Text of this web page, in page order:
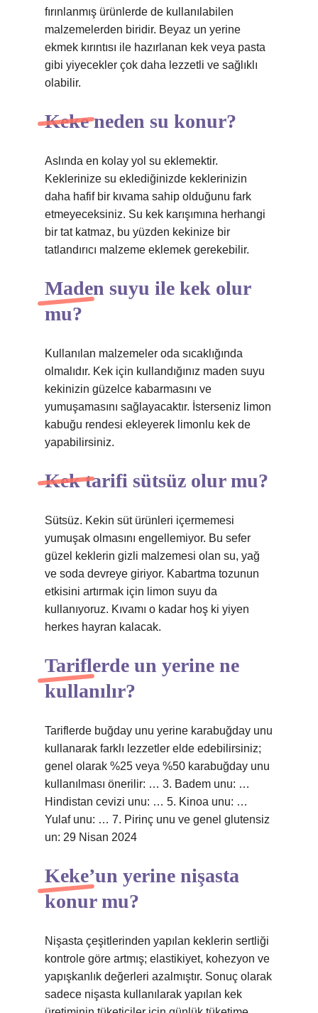
fırınlanmış ürünlerde de kullanılabilen
malzemelerden biridir. Beyaz un yerine
ekmek kırıntısı ile hazırlanan kek veya pasta
gibi yiyecekler çok daha lezzetli ve sağlıklı
olabilir.
Keke neden su konur?
Aslında en kolay yol su eklemektir.
Keklerinize su eklediğinizde keklerinizin
daha hafif bir kıvama sahip olduğunu fark
etmeyeceksiniz. Su kek karışımına herhangi
bir tat katmaz, bu yüzden kekinize bir
tatlandırıcı malzeme eklemek gerekebilir.
Maden suyu ile kek olur
mu?
Kullanılan malzemeler oda sıcaklığında
olmalıdır. Kek için kullandığınız maden suyu
kekinizin güzelce kabarmasını ve
yumuşamasını sağlayacaktır. İsterseniz limon
kabuğu rendesi ekleyerek limonlu kek de
yapabilirsiniz.
Kek tarifi sütsüz olur mu?
Sütsüz. Kekin süt ürünleri içermemesi
yumuşak olmasını engellemiyor. Bu sefer
güzel keklerin gizli malzemesi olan su, yağ
ve soda devreye giriyor. Kabartma tozunun
etkisini artırmak için limon suyu da
kullanıyoruz. Kıvamı o kadar hoş ki yiyen
herkes hayran kalacak.
Tariflerde un yerine ne
kullanılır?
Tariflerde buğday unu yerine karabuğday unu
kullanarak farklı lezzetler elde edebilirsiniz;
genel olarak %25 veya %50 karabuğday unu
kullanılması önerilir: … 3. Badem unu: …
Hindistan cevizi unu: … 5. Kinoa unu: …
Yulaf unu: … 7. Pirinç unu ve genel glutensiz
un: 29 Nisan 2024
Keke’un yerine nişasta
konur mu?
Nişasta çeşitlerinden yapılan keklerin sertliği
kontrole göre artmış; elastikiyet, kohezyon ve
yapışkanlık değerleri azalmıştır. Sonuç olarak
sadece nişasta kullanılarak yapılan kek